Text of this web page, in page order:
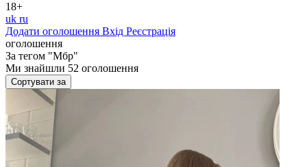
18+
uk ru
Додати оголошення Вхід Реєстрація
оголошення
За тегом "Мбр"
Ми знайшли 52 оголошення
Сортувати за